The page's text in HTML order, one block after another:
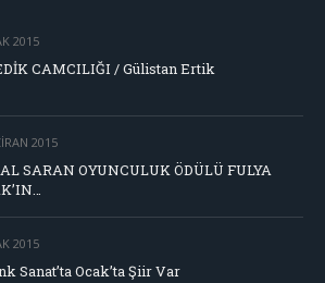
2015
CAMCILIĞI / Gülistan Ertik
2015
SARAN OYUNCULUK ÖDÜLÜ FULYA
2015
Sanat’ta Ocak’ta Şiir Var